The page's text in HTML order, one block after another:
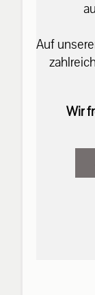
Auf
Wir